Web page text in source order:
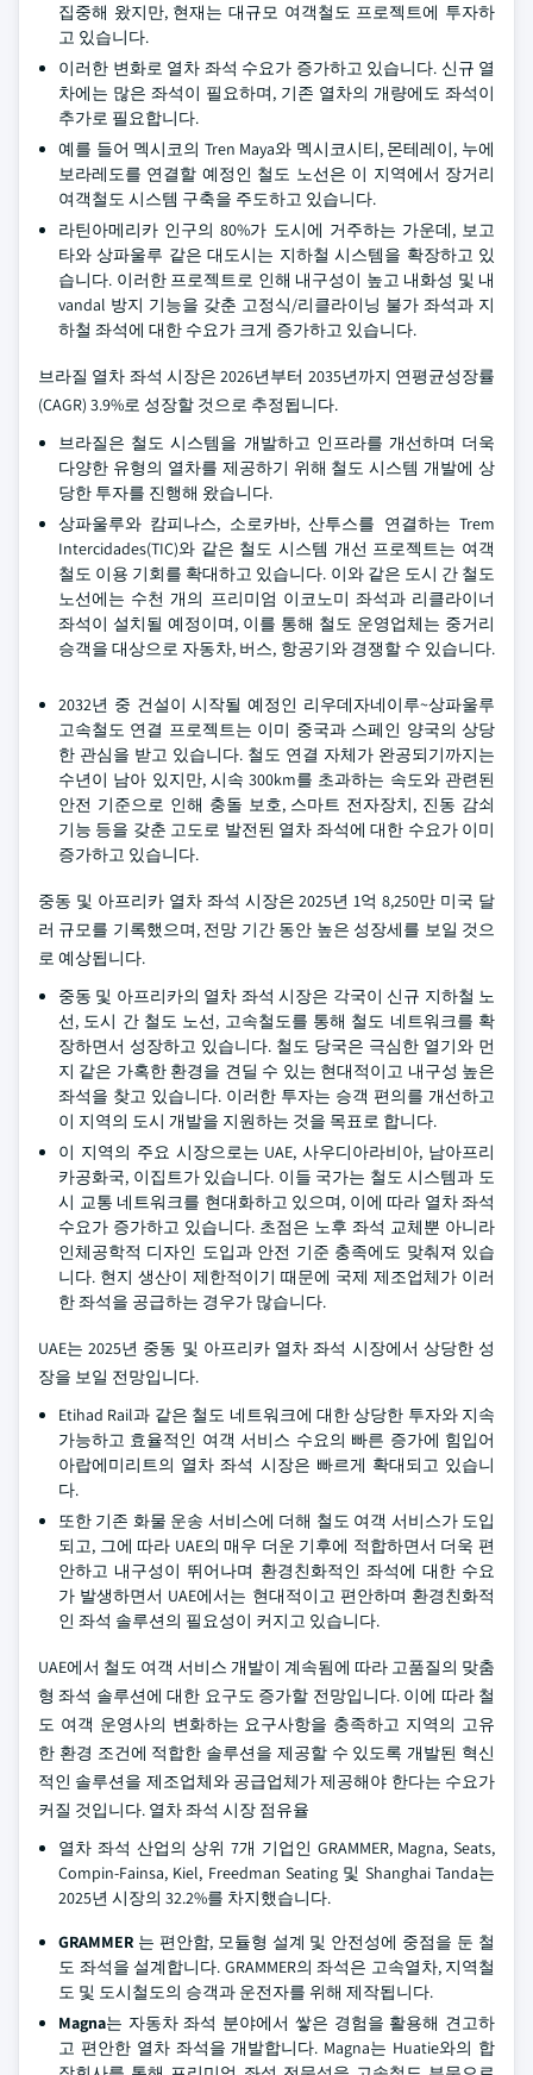
집중해 왔지만, 현재는 대규모 여객철도 프로젝트에 투자하
고 있습니다.
이러한 변화로 열차 좌석 수요가 증가하고 있습니다. 신규 열
차에는 많은 좌석이 필요하며, 기존 열차의 개량에도 좌석이
추가로 필요합니다.
예를 들어 멕시코의 Tren Maya와 멕시코시티, 몬테레이, 누에
보라레도를 연결할 예정인 철도 노선은 이 지역에서 장거리
여객철도 시스템 구축을 주도하고 있습니다.
라틴아메리카 인구의 80%가 도시에 거주하는 가운데, 보고
타와 상파울루 같은 대도시는 지하철 시스템을 확장하고 있
습니다. 이러한 프로젝트로 인해 내구성이 높고 내화성 및 내
vandal 방지 기능을 갖춘 고정식/리클라이닝 불가 좌석과 지
하철 좌석에 대한 수요가 크게 증가하고 있습니다.
브라질 열차 좌석 시장은 2026년부터 2035년까지 연평균성장률
(CAGR) 3.9%로 성장할 것으로 추정됩니다.
브라질은 철도 시스템을 개발하고 인프라를 개선하며 더욱
다양한 유형의 열차를 제공하기 위해 철도 시스템 개발에 상
당한 투자를 진행해 왔습니다.
상파울루와 캄피나스, 소로카바, 산투스를 연결하는 Trem
Intercidades(TIC)와 같은 철도 시스템 개선 프로젝트는 여객
철도 이용 기회를 확대하고 있습니다. 이와 같은 도시 간 철도
노선에는 수천 개의 프리미엄 이코노미 좌석과 리클라이너
좌석이 설치될 예정이며, 이를 통해 철도 운영업체는 중거리
승객을 대상으로 자동차, 버스, 항공기와 경쟁할 수 있습니다.
2032년 중 건설이 시작될 예정인 리우데자네이루~상파울루
고속철도 연결 프로젝트는 이미 중국과 스페인 양국의 상당
한 관심을 받고 있습니다. 철도 연결 자체가 완공되기까지는
수년이 남아 있지만, 시속 300km를 초과하는 속도와 관련된
안전 기준으로 인해 충돌 보호, 스마트 전자장치, 진동 감쇠
기능 등을 갖춘 고도로 발전된 열차 좌석에 대한 수요가 이미
증가하고 있습니다.
중동 및 아프리카 열차 좌석 시장은 2025년 1억 8,250만 미국 달
러 규모를 기록했으며, 전망 기간 동안 높은 성장세를 보일 것으
로 예상됩니다.
중동 및 아프리카의 열차 좌석 시장은 각국이 신규 지하철 노
선, 도시 간 철도 노선, 고속철도를 통해 철도 네트워크를 확
장하면서 성장하고 있습니다. 철도 당국은 극심한 열기와 먼
지 같은 가혹한 환경을 견딜 수 있는 현대적이고 내구성 높은
좌석을 찾고 있습니다. 이러한 투자는 승객 편의를 개선하고
이 지역의 도시 개발을 지원하는 것을 목표로 합니다.
이 지역의 주요 시장으로는 UAE, 사우디아라비아, 남아프리
카공화국, 이집트가 있습니다. 이들 국가는 철도 시스템과 도
시 교통 네트워크를 현대화하고 있으며, 이에 따라 열차 좌석
수요가 증가하고 있습니다. 초점은 노후 좌석 교체뿐 아니라
인체공학적 디자인 도입과 안전 기준 충족에도 맞춰져 있습
니다. 현지 생산이 제한적이기 때문에 국제 제조업체가 이러
한 좌석을 공급하는 경우가 많습니다.
UAE는 2025년 중동 및 아프리카 열차 좌석 시장에서 상당한 성
장을 보일 전망입니다.
Etihad Rail과 같은 철도 네트워크에 대한 상당한 투자와 지속
가능하고 효율적인 여객 서비스 수요의 빠른 증가에 힘입어
아랍에미리트의 열차 좌석 시장은 빠르게 확대되고 있습니
다.
또한 기존 화물 운송 서비스에 더해 철도 여객 서비스가 도입
되고, 그에 따라 UAE의 매우 더운 기후에 적합하면서 더욱 편
안하고 내구성이 뛰어나며 환경친화적인 좌석에 대한 수요
가 발생하면서 UAE에서는 현대적이고 편안하며 환경친화적
인 좌석 솔루션의 필요성이 커지고 있습니다.
UAE에서 철도 여객 서비스 개발이 계속됨에 따라 고품질의 맞춤
형 좌석 솔루션에 대한 요구도 증가할 전망입니다. 이에 따라 철
도 여객 운영사의 변화하는 요구사항을 충족하고 지역의 고유
한 환경 조건에 적합한 솔루션을 제공할 수 있도록 개발된 혁신
적인 솔루션을 제조업체와 공급업체가 제공해야 한다는 수요가
커질 것입니다. 열차 좌석 시장 점유율
열차 좌석 산업의 상위 7개 기업인 GRAMMER, Magna, Seats,
Compin-Fainsa, Kiel, Freedman Seating 및 Shanghai Tanda는
2025년 시장의 32.2%를 차지했습니다.
GRAMMER 는 편안함, 모듈형 설계 및 안전성에 중점을 둔 철
도 좌석을 설계합니다. GRAMMER의 좌석은 고속열차, 지역철
도 및 도시철도의 승객과 운전자를 위해 제작됩니다.
Magna는 자동차 좌석 분야에서 쌓은 경험을 활용해 견고하
고 편안한 열차 좌석을 개발합니다. Magna는 Huatie와의 합